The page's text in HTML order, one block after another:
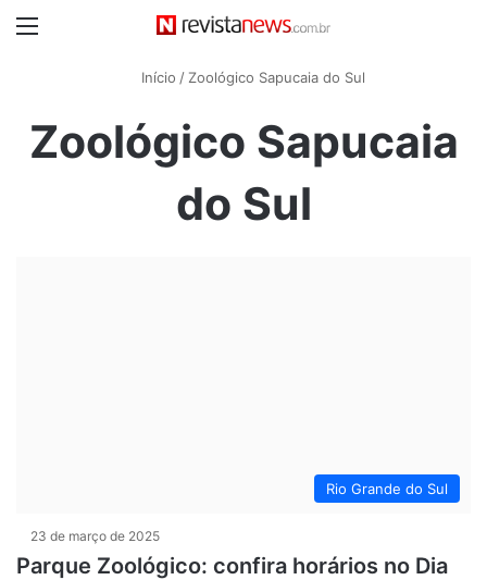
Início / Zoológico Sapucaia do Sul
Zoológico Sapucaia
do Sul
Rio Grande do Sul
23 de março de 2025
Parque Zoológico: confira horários no Dia